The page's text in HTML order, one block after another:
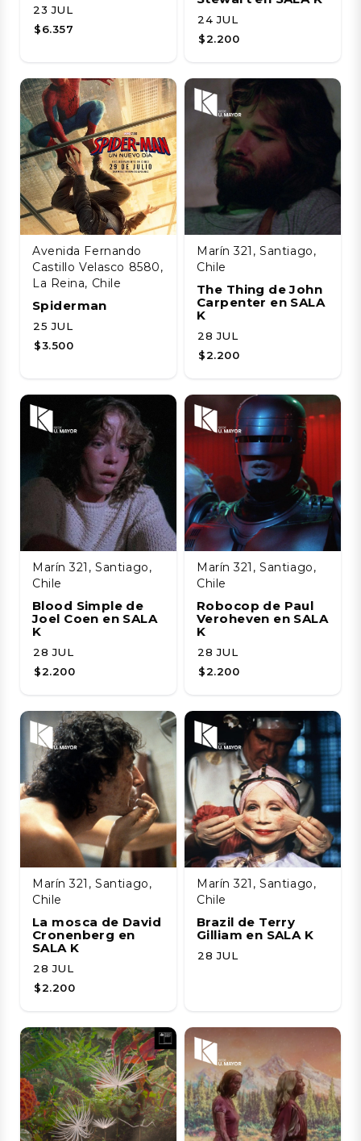
23 JUL
$6.357
24 JUL
$2.200
Avenida Fernando
Castillo Velasco 8580,
La Reina, Chile
Spiderman
25 JUL
$3.500
Marín 321, Santiago,
Chile
The Thing de John
Carpenter en SALA
K
28 JUL
$2.200
Marín 321, Santiago,
Chile
Blood Simple de
Joel Coen en SALA
K
28 JUL
$2.200
Marín 321, Santiago,
Chile
Robocop de Paul
Veroheven en SALA
K
28 JUL
$2.200
Marín 321, Santiago,
Chile
La mosca de David
Cronenberg en
SALA K
28 JUL
$2.200
Marín 321, Santiago,
Chile
Brazil de Terry
Gilliam en SALA K
28 JUL